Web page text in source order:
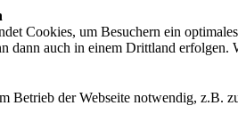
Cookies, um Besuchern ein
dann auch in einem Drittland
Betrieb der Webseite notwendig, z.B.